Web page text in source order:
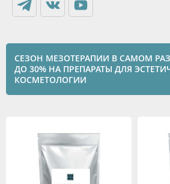
СЕЗОН МЕЗОТЕРАПИИ В САМОМ
ДО 30% НА ПРЕПАРАТЫ ДЛЯ
КОСМЕТОЛОГИИ